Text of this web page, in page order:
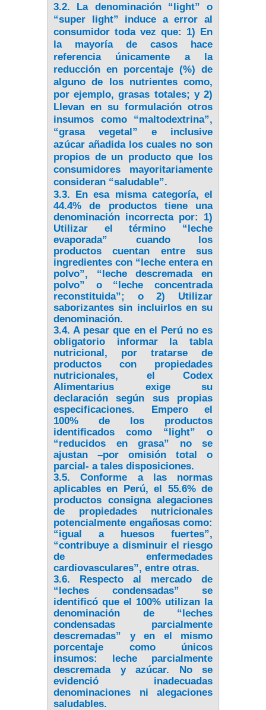
3.2. La denominación “light” o
“super light” induce a error al
consumidor toda vez que: 1) En
la mayoría de casos hace
referencia únicamente a la
reducción en porcentaje (%) de
alguno de los nutrientes como,
por ejemplo, grasas totales; y 2)
Llevan en su formulación otros
insumos como “maltodextrina”,
“grasa vegetal” e inclusive
azúcar añadida los cuales no son
propios de un producto que los
consumidores mayoritariamente
consideran “saludable”.
3.3. En esa misma categoría, el
44.4% de productos tiene una
denominación incorrecta por: 1)
Utilizar el término “leche
evaporada” cuando los
productos cuentan entre sus
ingredientes con “leche entera en
polvo”, “leche descremada en
polvo” o “leche concentrada
reconstituida”; o 2) Utilizar
saborizantes sin incluirlos en su
denominación.
3.4. A pesar que en el Perú no es
obligatorio informar la tabla
nutricional, por tratarse de
productos con propiedades
nutricionales, el Codex
Alimentarius exige su
declaración según sus propias
especificaciones. Empero el
100% de los productos
identificados como “light” o
“reducidos en grasa” no se
ajustan –por omisión total o
parcial- a tales disposiciones.
3.5. Conforme a las normas
aplicables en Perú, el 55.6% de
productos consigna alegaciones
de propiedades nutricionales
potencialmente engañosas como:
“igual a huesos fuertes”,
“contribuye a disminuir el riesgo
de enfermedades
cardiovasculares”, entre otras.
3.6. Respecto al mercado de
“leches condensadas” se
identificó que el 100% utilizan la
denominación de “leches
condensadas parcialmente
descremadas” y en el mismo
porcentaje como únicos
insumos: leche parcialmente
descremada y azúcar. No se
evidenció inadecuadas
denominaciones ni alegaciones
saludables.